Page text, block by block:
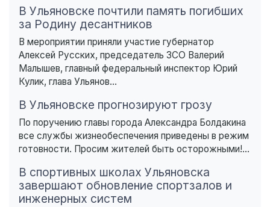
В Ульяновске почтили память погибших
за Родину десантников
В мероприятии приняли участие губернатор
Алексей Русских, председатель ЗСО Валерий
Малышев, главный федеральный инспектор Юрий
Кулик, глава Ульянов...
В Ульяновске прогнозируют грозу
По поручению главы города Александра Болдакина
все службы жизнеобеспечения приведены в режим
готовности. Просим жителей быть осторожными!...
В спортивных школах Ульяновска
завершают обновление спортзалов и
инженерных систем